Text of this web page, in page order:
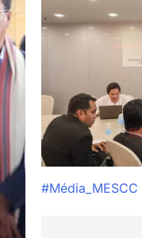
#Média_MESCC